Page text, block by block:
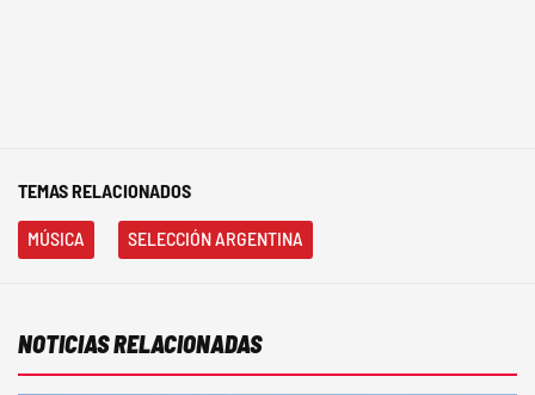
TEMAS RELACIONADOS
MÚSICA SELECCIÓN ARGENTINA
NOTICIAS RELACIONADAS